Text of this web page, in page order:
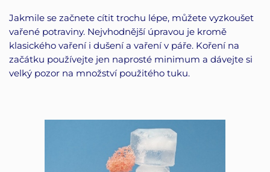
Jakmile se začnete cítit trochu lépe, můžete vyzkoušet
vařené potraviny. Nejvhodnější úpravou je kromě
klasického vaření i dušení a vaření v páře. Koření na
začátku používejte jen naprosté minimum a dávejte si
velký pozor na množství použitého tuku.